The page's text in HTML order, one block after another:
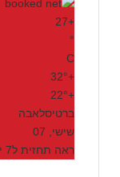
+
27
°
C
+
32°
+
22°
ברטיסלאבה
שישי, 07
ראה תחזית ל7 ימים